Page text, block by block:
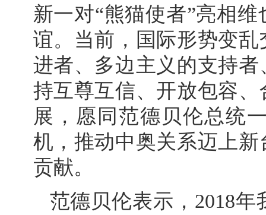
新一对“熊猫使者”亮相
谊。当前，国际形势变
进者、多边主义的支持
持互尊互信、开放包容
展，愿同范德贝伦总统
机，推动中奥关系迈上
贡献。
范德贝伦表示，2018